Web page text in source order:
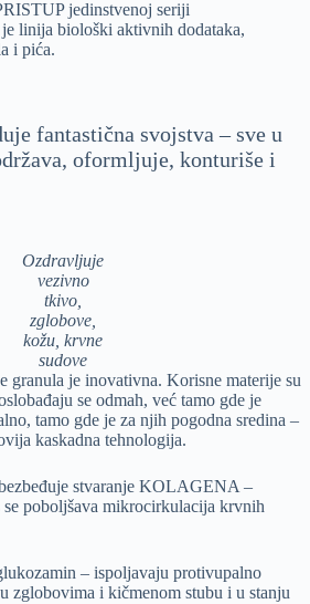
jedinstvenoj seriji
linija biološki aktivnih dodataka,
i pića.
fantastična svojstva – sve u
oformljuje, konturiše i
Ozdravljuje
vezivno
tkivo,
zglobove,
kožu, krvne
sudove
granula je inovativna. Korisne materije su
se odmah, već tamo gde je
tamo gde je za njih pogodna sredina –
kaskadna tehnologija.
stvaranje KOLAGENA –
se poboljšava mikrocirkulacija krvnih
– ispoljavaju protivupalno
zglobovima i kičmenom stubu i u stanju